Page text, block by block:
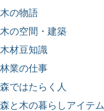
木の物語
木の空間・建築
木材豆知識
林業の仕事
森ではたらく人
森と木の暮らしアイテム